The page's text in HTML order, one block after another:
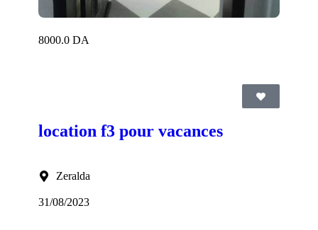
8000.0 DA
location f3 pour vacances
Zeralda
31/08/2023